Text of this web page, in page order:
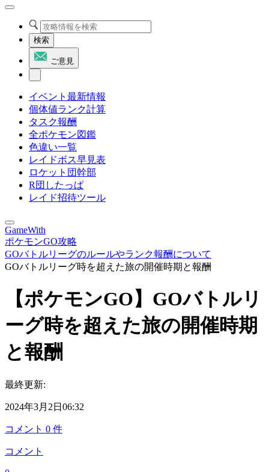
検索
ご意見
イベント最新情報
個体値ランク計算
タスク報酬
全ポケモン図鑑
色違い一覧
レイドボス早見表
ロケット団幹部
R団したっぱ
レイド招待ツール
GameWith
ポケモンGO攻略
GOバトルリーグのルールやランク報酬について
GOバトルリーグ時を超えた旅の開催時期と報酬
【ポケモンGO】GOバトルリ
ーグ時を超えた旅の開催時期
と報酬
最終更新:
2024年3月2日06:32
コメント 0 件
コメント